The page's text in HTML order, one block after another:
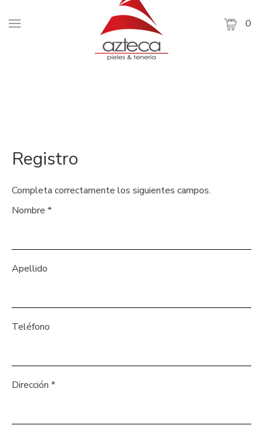
0
Registro
Completa correctamente los siguientes campos.
Nombre *
Apellido
Teléfono
Dirección *